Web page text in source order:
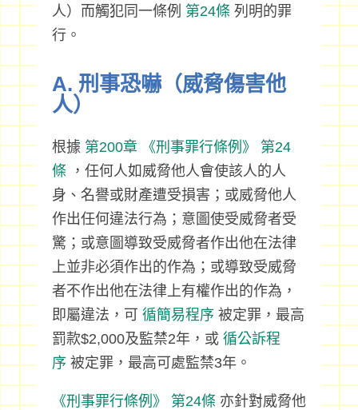
人）而觸犯同一條例 第24條 列明的罪
行。
A. 刑事恐嚇（威脅傷害他
人）
根據 第200章 《刑事罪行條例》
第24
條 ，任何人如威脅他人會使該人的人
身、名譽或財產遭受損害；或威脅他人
作出任何違法行為；意圖使受威脅者受
驚；或意圖導致受威脅者作出他在法律
上並非必須作出的作為；或導致受威脅
者不作出他在法律上有權作出的作為，
即屬違法，可 循簡易程序被定罪，最高
罰款$2,000及監禁2年，或 循公訴程
序被定罪，最高可處監禁3年。
《刑事罪行條例》 第24條 亦針對威脅他